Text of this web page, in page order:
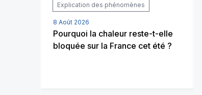
Explication des phénomènes
8 Août 2026
Pourquoi la chaleur reste-t-elle
bloquée sur la France cet été ?